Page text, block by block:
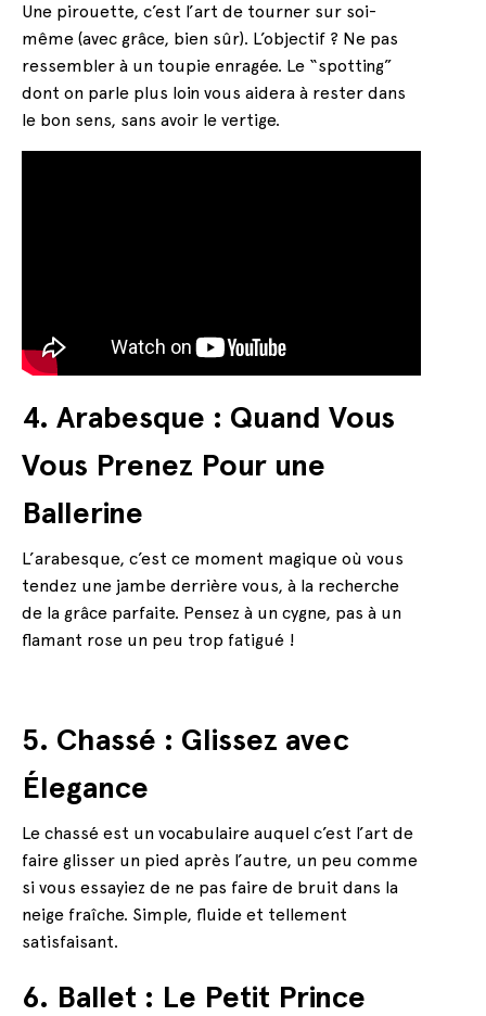
Une pirouette, c’est l’art de tourner sur soi-
même (avec grâce, bien sûr). L’objectif ? Ne pas
ressembler à un toupie enragée. Le “spotting”
dont on parle plus loin vous aidera à rester dans
le bon sens, sans avoir le vertige.
4. Arabesque : Quand Vous
Vous Prenez Pour une
Ballerine
L’arabesque, c’est ce moment magique où vous
tendez une jambe derrière vous, à la recherche
de la grâce parfaite. Pensez à un cygne, pas à un
flamant rose un peu trop fatigué !
5. Chassé : Glissez avec
Élegance
Le chassé est un vocabulaire auquel c’est l’art de
faire glisser un pied après l’autre, un peu comme
si vous essayiez de ne pas faire de bruit dans la
neige fraîche. Simple, fluide et tellement
satisfaisant.
6. Ballet : Le Petit Prince